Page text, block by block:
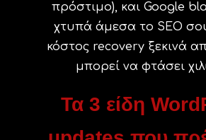
πρόστιμο), και Google
χτυπά άμεσα το SEO
κόστος recovery ξεκινά
μπορεί να φτάσει
Τα 3 είδη